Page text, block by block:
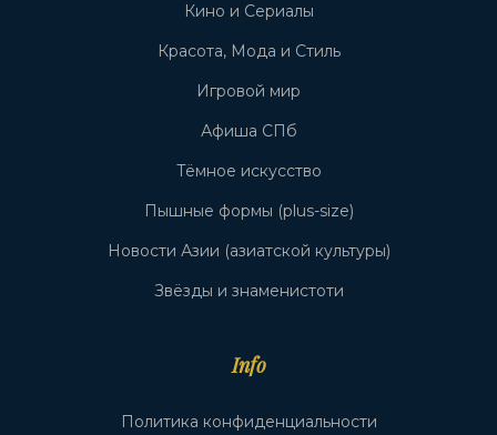
Кино и Сериалы
Красота, Мода и Стиль
Игровой мир
Афиша СПб
Тёмное искусство
Пышные формы (plus-size)
Новости Азии (азиатской культуры)
Звёзды и знаменистоти
Info
Политика конфиденциальности